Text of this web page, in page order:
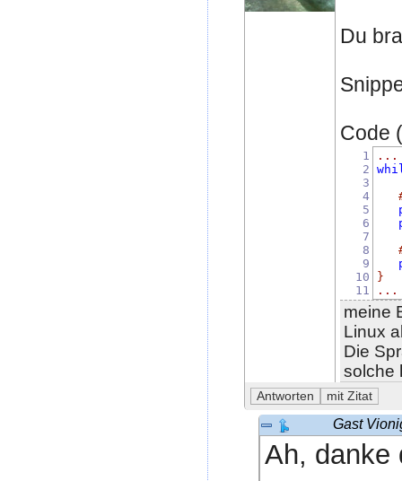
Du
Code
1
2
3
4
5
6
7
8
9
10
11
...
}
...
meine
Linux
Die
solche
Gast
Ah, danke